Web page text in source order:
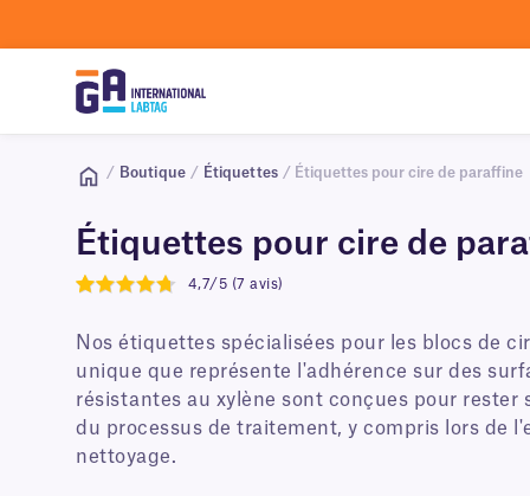
/ Boutique / Étiquettes / Étiquettes pour cire de paraffine
Étiquettes pour cire de
4,7/5 (7 avis)
Nos étiquettes spécialisées pour les blocs de
unique que représente l'adhérence sur des
résistantes au xylène sont conçues pour
du processus de traitement, y compris lors de
nettoyage.